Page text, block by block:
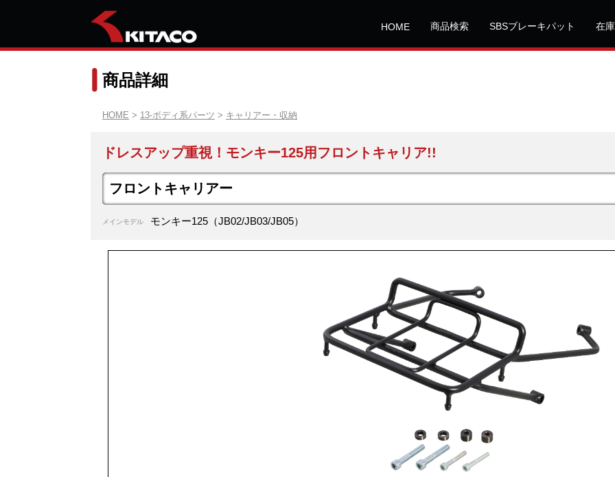
HOME 商品検索 SBSブレーキパット 在
商品詳細
HOME > 13-ボディ系パーツ > キャリアー・収納
ドレスアップ重視！モンキー125用フロントキャリア!!
フロントキャリアー
メインモデル モンキー125（JB02/JB03/JB05）